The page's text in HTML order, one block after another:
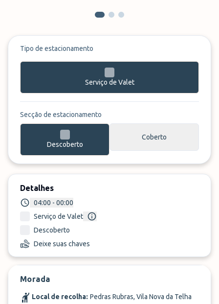
Tipo de estacionamento
Serviço de Valet
Secção de estacionamento
Descoberto
Coberto
Detalhes
04:00 - 00:00
Serviço de Valet
Descoberto
Deixe suas chaves
Morada
Local de recolha: Pedras Rubras, Vila Nova da Telha